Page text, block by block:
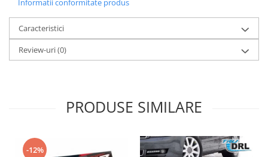
Stopuri
Tuning motor
Furtun intercooler turbo
Intercooler
Informatii conformitate produs
Caracteristici
Review-uri(0)
PRODUSE SIMILARE
-12%